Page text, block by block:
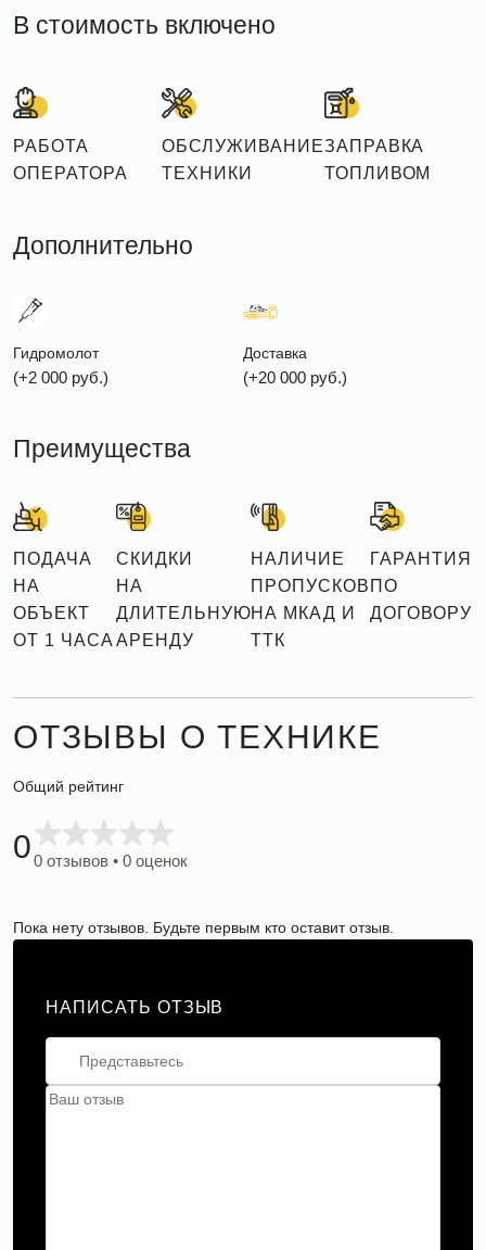
В стоимость включено
РАБОТА
ОПЕРАТОРА
ОБСЛУЖИВАНИЕ
ТЕХНИКИ
ЗАПРАВКА
ТОПЛИВОМ
Дополнительно
Гидромолот
(+2 000 руб.)
Доставка
(+20 000 руб.)
Преимущества
ПОДАЧА
НА
ОБЪЕКТ
ОТ 1 ЧАСА
СКИДКИ
НА
ДЛИТЕЛЬНУЮ
АРЕНДУ
НАЛИЧИЕ
ПРОПУСКОВ
НА МКАД И
ТТК
ГАРАНТИЯ
ПО
ДОГОВОРУ
ОТЗЫВЫ О ТЕХНИКЕ
Общий рейтинг
00 отзывов • 0 оценок
Пока нету отзывов. Будьте первым кто оставит отзыв.
НАПИСАТЬ ОТЗЫВ